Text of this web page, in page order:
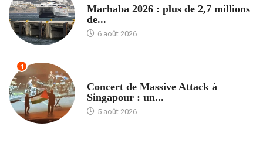
Marhaba 2026 : plus de 2,7 millions
de...
6 août 2026
4
Concert de Massive Attack à
Singapour : un...
5 août 2026